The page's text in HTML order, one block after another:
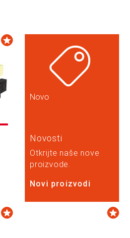
Novo
Novosti
Otkrijte naše nove
proizvode.
Novi proizvodi